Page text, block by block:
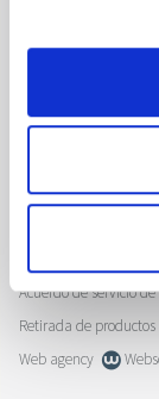
Olimpia Splendid
Avenida Anselmo
NIF: ES B84644186
Acuerdo de servicio
Retirada de productos
Web agency